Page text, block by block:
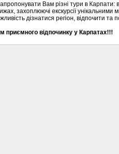
Вам різні тури в Карпати:
захоплюючі екскурсії
дізнатися регіон, відпочити та
приємного відпочинку у Карпатах!!!